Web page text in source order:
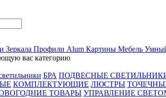
Зеркала Профили Alum Картины Мебель
вас категорию
БРА ПОДВЕСНЫЕ
КОМПЛЕКТУЮЩИЕ ЛЮСТРЫ
ТОВАРЫ УПРАВЛЕНИЕ